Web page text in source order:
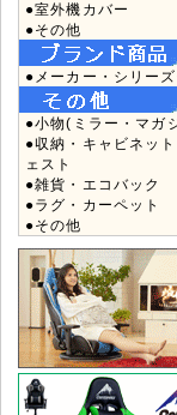
●室外機カバー
●その他
●メーカー・シリー
●小物(ミラー・マガ
●収納・キャビネッ
ェスト
●雑貨・エコバック
●ラグ・カーペット
●その他